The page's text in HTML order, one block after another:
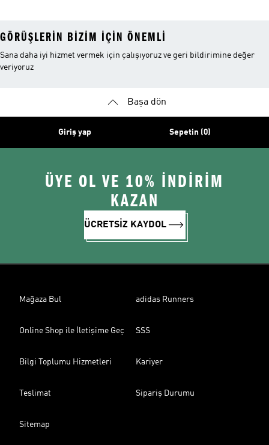
GÖRÜŞLERIN BIZIM IÇIN ÖNEMLI
Sana daha iyi hizmet vermek için çalışıyoruz ve geri bildirimine değer
veriyoruz
Başa dön
Giriş yap Sepetin (0)
ÜYE OL VE 10% İNDİRİM
KAZAN
ÜCRETSİZ KAYDOL
Mağaza Bul adidas Runners
Online Shop ile İletişime Geç SSS
Bilgi Toplumu Hizmetleri Kariyer
Teslimat Sipariş Durumu
Sitemap